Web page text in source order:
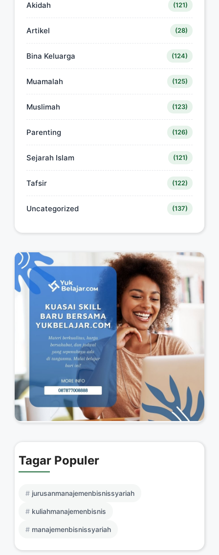
Akidah (121)
Artikel (28)
Bina Keluarga (124)
Muamalah (125)
Muslimah (123)
Parenting (126)
Sejarah Islam (121)
Tafsir (122)
Uncategorized (137)
Tagar Populer
jurusanmanajemenbisnissyariah
kuliahmanajemenbisnis
manajemenbisnissyariah